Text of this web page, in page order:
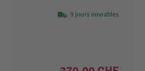
9 jours ouvrables